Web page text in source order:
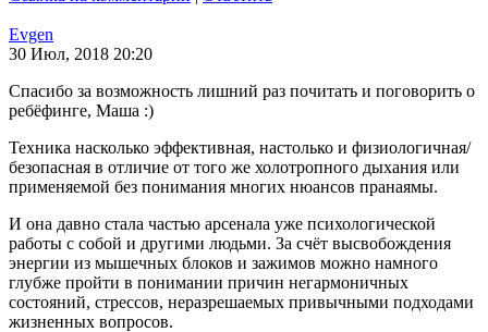
Evgen
30 Июл, 2018 20:20
Спасибо за возможность лишний раз почитать и поговорить о
ребёфинге, Маша :)
Техника насколько эффективная, настолько и физиологичная/
безопасная в отличие от того же холотропного дыхания или
применяемой без понимания многих нюансов пранаямы.
И она давно стала частью арсенала уже психологической
работы с собой и другими людьми. За счёт высвобождения
энергии из мышечных блоков и зажимов можно намного
глубже пройти в понимании причин негармоничных
состояний, стрессов, неразрешаемых привычными подходами
жизненных вопросов.